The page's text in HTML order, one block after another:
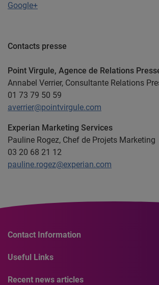
Google+
Contacts presse
Point Virgule, Agence de Relations
Annabel Verrier, Consultante Relations
01 73 79 50 59
averrier@pointvirgule.com
Experian Marketing Services
Pauline Rogez, Chef de Projets Marketing
03 20 68 21 12
pauline.rogez@experian.com
Contact Information
Useful Links
Recent news articles